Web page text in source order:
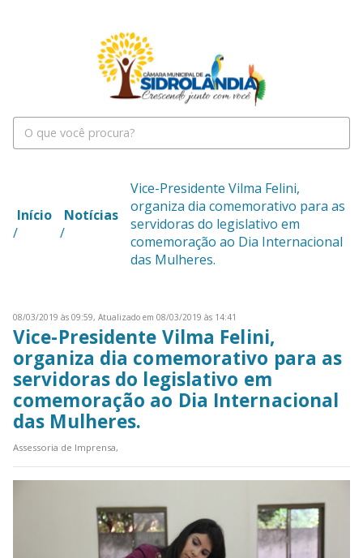
Início
/
Notícias
/
Vice-Presidente Vilma Felini,
organiza dia comemorativo para as
servidoras do legislativo em
comemoração ao Dia Internacional
das Mulheres.
08/03/2019 às 09:59, Atualizado em 08/03/2019 às 14:41
Vice-Presidente Vilma Felini,
organiza dia comemorativo para as
servidoras do legislativo em
comemoração ao Dia Internacional
das Mulheres.
Assessoria de Imprensa,